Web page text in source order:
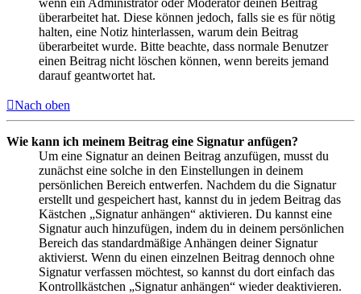
überarbeitet hat. Diese können jedoch, falls sie es für nötig
halten, eine Notiz hinterlassen, warum dein Beitrag
überarbeitet wurde. Bitte beachte, dass normale Benutzer
einen Beitrag nicht löschen können, wenn bereits jemand
darauf geantwortet hat.
Nach oben
Wie kann ich meinem Beitrag eine Signatur anfügen?
Um eine Signatur an deinen Beitrag anzufügen, musst du
zunächst eine solche in den Einstellungen in deinem
persönlichen Bereich entwerfen. Nachdem du die Signatur
erstellt und gespeichert hast, kannst du in jedem Beitrag das
Kästchen „Signatur anhängen“ aktivieren. Du kannst eine
Signatur auch hinzufügen, indem du in deinem persönlichen
Bereich das standardmäßige Anhängen deiner Signatur
aktivierst. Wenn du einen einzelnen Beitrag dennoch ohne
Signatur verfassen möchtest, so kannst du dort einfach das
Kontrollkästchen „Signatur anhängen“ wieder deaktivieren.